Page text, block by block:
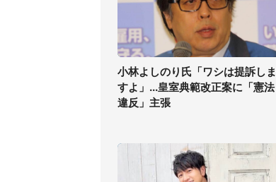
小林よしのり氏「ワシは提訴しま
すよ」...皇室典範改正案に「憲法
違反」主張